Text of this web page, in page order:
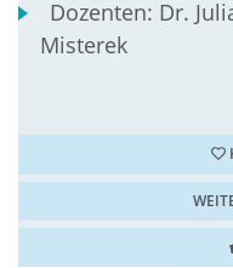
Dozenten: Dr.
Misterek